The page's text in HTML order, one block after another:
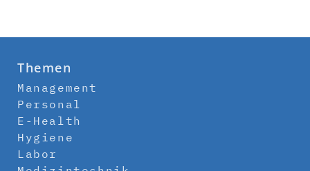
Themen
Management
Personal
E-Health
Hygiene
Labor